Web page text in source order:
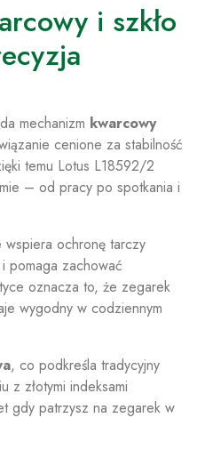
i szkło
mechanizm kwarcowy
cenione za stabilność
temu Lotus L18592/2
– od pracy po spotkania i
wspiera ochronę tarczy
pomaga zachować
oznacza to, że zegarek
wygodny w codziennym
, co podkreśla tradycyjny
z złotymi indeksami
gdy patrzysz na zegarek w